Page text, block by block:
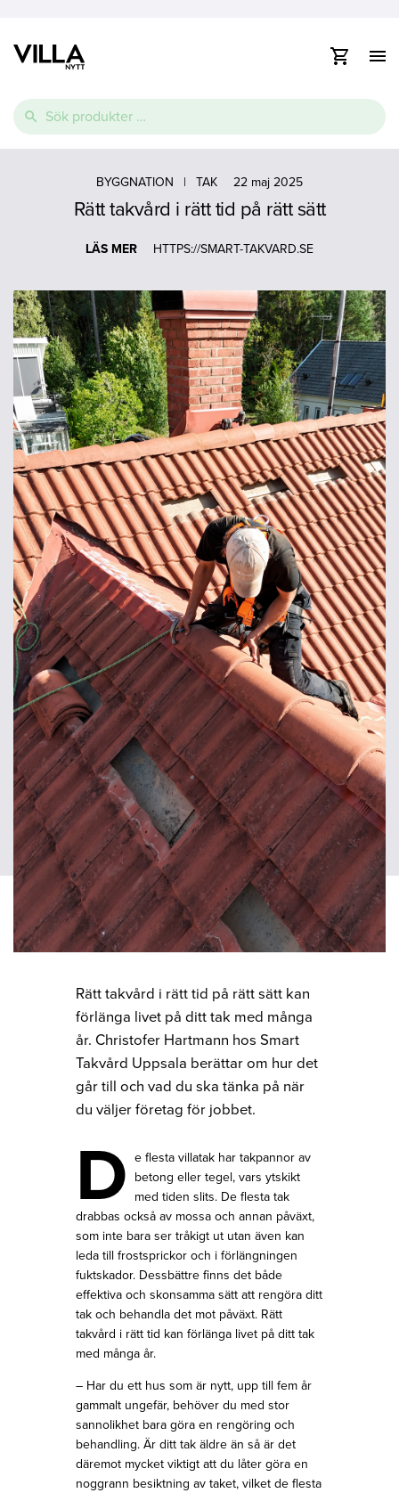
till
innehåll
Sök
efter:
Visa
Glasfiberpool
Ovanmarkspooler
Lamelltäcke
Swimspa
BYGGNATION | TAK 22 maj 2025
Rätt takvård i rätt tid på rätt sätt
LÄS MER HTTPS://SMART-TAKVARD.SE
Rätt takvård i rätt tid på rätt sätt kan
förlänga livet på ditt tak med många
år. Christofer Hartmann hos Smart
Takvård Uppsala berättar om hur det
går till och vad du ska tänka på när
du väljer företag för jobbet.
D e flesta villatak har takpannor av
betong eller tegel, vars ytskikt
med tiden slits. De flesta tak
drabbas också av mossa och annan påväxt,
som inte bara ser tråkigt ut utan även kan
leda till frostsprickor och i förlängningen
fuktskador. Dessbättre finns det både
effektiva och skonsamma sätt att rengöra ditt
tak och behandla det mot påväxt. Rätt
takvård i rätt tid kan förlänga livet på ditt tak
med många år.
– Har du ett hus som är nytt, upp till fem år
gammalt ungefär, behöver du med stor
sannolikhet bara göra en rengöring och
behandling. Är ditt tak äldre än så är det
däremot mycket viktigt att du låter göra en
noggrann besiktning av taket, vilket de flesta